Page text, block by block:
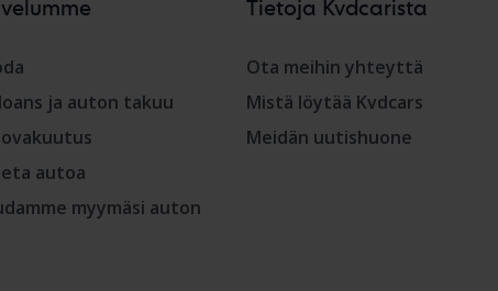
ja auton takuu
autoa
myymäsi auton
Tietoja Kvdcarista
Ota meihin yhteyttä
Mistä löytää Kvdcars
Meidän uutishuone